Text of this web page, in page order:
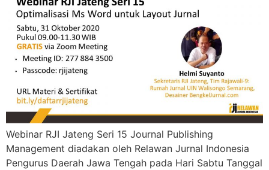
Webinar RJI Jateng Seri 15 Journal Publishing
Management diadakan oleh Relawan Jurnal Indonesia
Pengurus Daerah Jawa Tengah pada Hari Sabtu Tanggal